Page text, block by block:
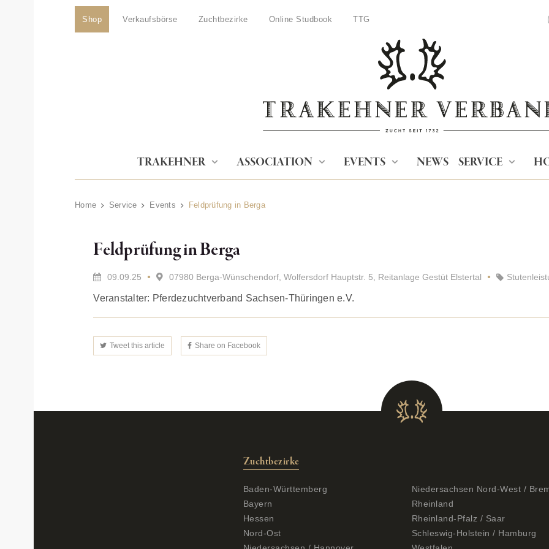
Shop Verkaufsbörse Zuchtbezirke Online Studbook TTG
TRAKEHNER ASSOCIATION EVENTS NEWS SERVICE
Home Service Events Feldprüfung in Berga
Feldprüfung in Berga
09.09.25 07980 Berga-Wünschendorf, Wolfersdorf Hauptstr. 5, Reitanlage Gestüt Elstertal
Veranstalter: Pferdezuchtverband Sachsen-Thüringen e.V.
Tweet this article Share on Facebook
Zuchtbezirke
Baden-Württemberg
Bayern
Hessen
Nord-Ost
Niedersachsen Nord-West /
Rheinland
Rheinland-Pfalz / Saar
Schleswig-Holstein / Hamburg